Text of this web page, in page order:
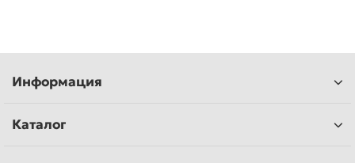
Информация
Каталог